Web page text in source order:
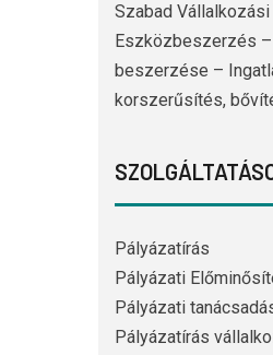
Szabad Vállalkozási
Eszközbeszerzés
beszerzése –
korszerűsítés,
Pályázatírás
Pályázati
Pályázati
Pályázatírás